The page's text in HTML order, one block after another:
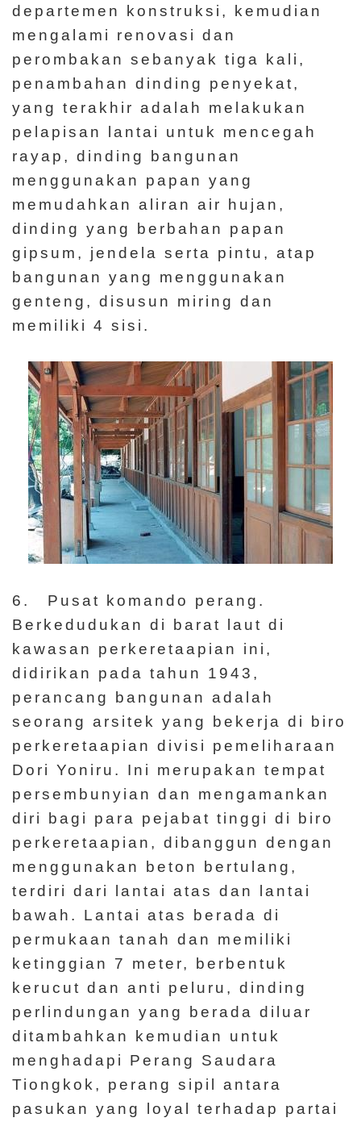
departemen konstruksi, kemudian
mengalami renovasi dan
perombakan sebanyak tiga kali,
penambahan dinding penyekat,
yang terakhir adalah melakukan
pelapisan lantai untuk mencegah
rayap, dinding bangunan
menggunakan papan yang
memudahkan aliran air hujan,
dinding yang berbahan papan
gipsum, jendela serta pintu, atap
bangunan yang menggunakan
genteng, disusun miring dan
memiliki 4 sisi.
6. Pusat komando perang.
Berkedudukan di barat laut di
kawasan perkeretaapian ini,
didirikan pada tahun 1943,
perancang bangunan adalah
seorang arsitek yang bekerja di biro
perkeretaapian divisi pemeliharaan
Dori Yoniru. Ini merupakan tempat
persembunyian dan mengamankan
diri bagi para pejabat tinggi di biro
perkeretaapian, dibanggun dengan
menggunakan beton bertulang,
terdiri dari lantai atas dan lantai
bawah. Lantai atas berada di
permukaan tanah dan memiliki
ketinggian 7 meter, berbentuk
kerucut dan anti peluru, dinding
perlindungan yang berada diluar
ditambahkan kemudian untuk
menghadapi Perang Saudara
Tiongkok, perang sipil antara
pasukan yang loyal terhadap partai